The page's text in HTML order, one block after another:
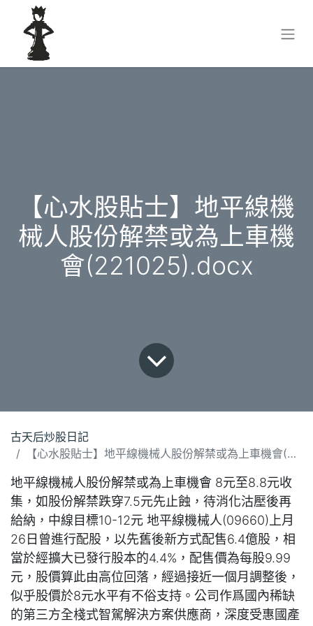
【心水股貼士】地平線機
械人股份解禁或為上車機
會(221025).docx
古天后炒股日記
【心水股貼士】地平線機械人股份解禁或為上車機會(221025).docx
地平線機械人股份解禁或為上車機會 8元至8.8元收
集，如股份解禁跌穿7.5元先止蝕，待消化沽壓後再
給納，中線目標10-12元 地平線機械人(09660)上月
26日曾進行配股，以先舊後新方式配售6.4億股，相
當於經擴大已發行股本的4.4%，配售價為每股9.99
元，股價算此由高位回落，經過接近一個月調整後，
似乎股價於8元水平有不俗支持。公司作爲國內稀缺
的第三方全棧式智駕解決方案供應商，深度受惠國產